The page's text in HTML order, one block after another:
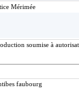
Mérimée
soumise à
faubourg